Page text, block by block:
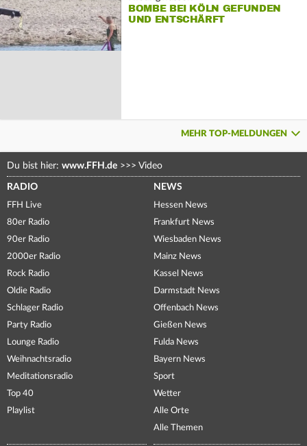
BOMBE BEI KÖLN GEFUNDEN
UND ENTSCHÄRFT
MEHR TOP-MELDUNGEN
Du bist hier: www.FFH.de >>> Video
RADIO
FFH Live
80er Radio
90er Radio
2000er Radio
Rock Radio
Oldie Radio
Schlager Radio
Party Radio
Lounge Radio
Weihnachtsradio
Meditationsradio
Top 40
Playlist
NEWS
Hessen News
Frankfurt News
Wiesbaden News
Mainz News
Kassel News
Darmstadt News
Offenbach News
Gießen News
Fulda News
Bayern News
Sport
Wetter
Alle Orte
Alle Themen